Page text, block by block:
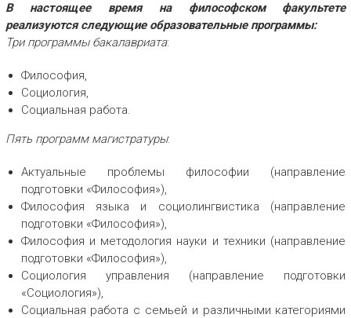
В настоящее время на философском факультете
реализуются следующие образовательные программы:
Три программы бакалавриата:
Философия,
Социология,
Социальная работа.
Пять программ магистратуры:
Актуальные проблемы философии (направление
подготовки «Философия»),
Философия языка и социолингвистика (направление
подготовки «Философия»),
Философия и методология науки и техники (направление
подготовки «Философия»),
Социология управления (направление подготовки
«Социология»),
Социальная работа с семьей и различными категориями